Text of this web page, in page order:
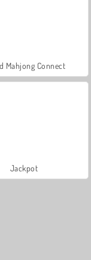
Mahjong Connect
Jackpot